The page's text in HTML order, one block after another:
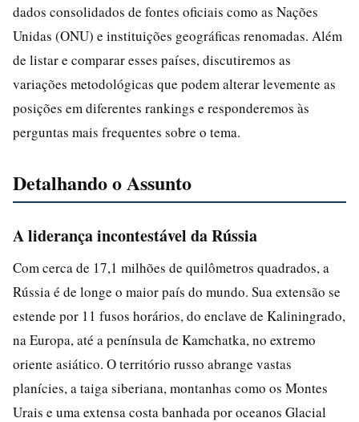
dados consolidados de fontes oficiais como as Nações
Unidas (ONU) e instituições geográficas renomadas. Além
de listar e comparar esses países, discutiremos as
variações metodológicas que podem alterar levemente as
posições em diferentes rankings e responderemos às
perguntas mais frequentes sobre o tema.
Detalhando o Assunto
A liderança incontestável da Rússia
Com cerca de 17,1 milhões de quilômetros quadrados, a
Rússia é de longe o maior país do mundo. Sua extensão se
estende por 11 fusos horários, do enclave de Kaliningrado,
na Europa, até a península de Kamchatka, no extremo
oriente asiático. O território russo abrange vastas
planícies, a taiga siberiana, montanhas como os Montes
Urais e uma extensa costa banhada por oceanos Glacial